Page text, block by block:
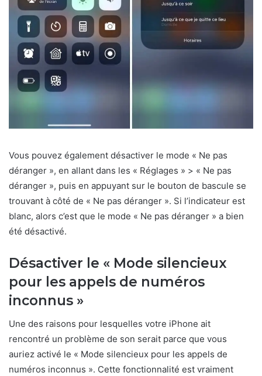
Vous pouvez également désactiver le mode « Ne pas
déranger », en allant dans les « Réglages » > « Ne pas
déranger », puis en appuyant sur le bouton de bascule se
trouvant à côté de « Ne pas déranger ». Si l’indicateur est
blanc, alors c’est que le mode « Ne pas déranger » a bien
été désactivé.
Désactiver le « Mode silencieux
pour les appels de numéros
inconnus »
Une des raisons pour lesquelles votre iPhone ait
rencontré un problème de son serait parce que vous
auriez activé le « Mode silencieux pour les appels de
numéros inconnus ». Cette fonctionnalité est vraiment